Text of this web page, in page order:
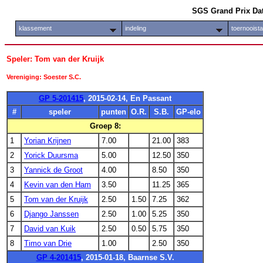
SGS Grand Prix
klassement indeling
Speler: Tom van der Kruijk
Vereniging: Soester S.C.
GP 5-201415, 2015-02-14, En Passant
#
speler punten O.R. S.B.
GP-elo
Groep 8:
1
Yorian Krijnen 7.00 21.00
383
2
Yorick Duursma 5.00 12.50
350
3
Yannick de Groot 4.00 8.50
350
4
Kevin van den Ham 3.50 11.25
365
5
Tom van der Kruijk 2.50 1.50 7.25
362
6
Django Janssen 2.50 1.00 5.25
350
7
David van Kuik 2.50 0.50 5.75
350
8
Timo van Drie 1.00 2.50
350
GP 4-201415, 2015-01-18, Baarnse S.V.